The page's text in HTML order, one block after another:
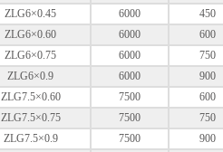
ZLG6×0.45
6000
450
ZLG6×0.60
6000
600
ZLG6×0.75
6000
750
ZLG6×0.9
6000
900
ZLG7.5×0.60
7500
600
ZLG7.5×0.75
7500
750
ZLG7.5×0.9
7500
900